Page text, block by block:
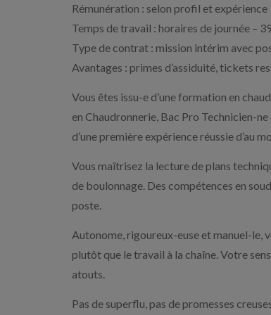
Rémunération : selon profil et expérience
Temps de travail : horaires de journée –
Type de contrat : mission intérim avec
Avantages : primes d’assiduité, tickets
Vous êtes issu-e d’une formation en
en Chaudronnerie, Bac Pro Technicien-
d’une première expérience réussie d’au
Vous maîtrisez la lecture de plans
de boulonnage. Des compétences en
poste.
Autonome, rigoureux-euse et manuel-le,
plutôt que le travail à la chaîne. Votre
atouts.
Pas de superflu, pas de promesses